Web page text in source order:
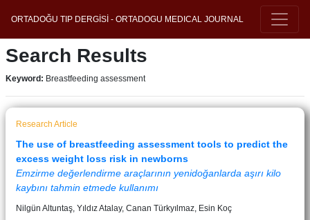
ORTADOĞU TIP DERGİSİ - ORTADOGU MEDICAL JOURNAL
Search Results
Keyword: Breastfeeding assessment
Research Article
The use of breastfeeding assessment tools to predict the
excess weight loss risk in newborns
Emzirme değerlendirme araçlarının yenidoğanlarda aşırı kilo
kaybını tahmin etmede kullanımı
Nilgün Altuntaş, Yıldız Atalay, Canan Türkyılmaz, Esin Koç